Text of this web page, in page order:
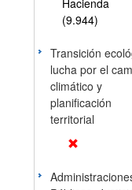
Hacienda
(9.944)
Transición
lucha por el
climático y
planificación
territorial